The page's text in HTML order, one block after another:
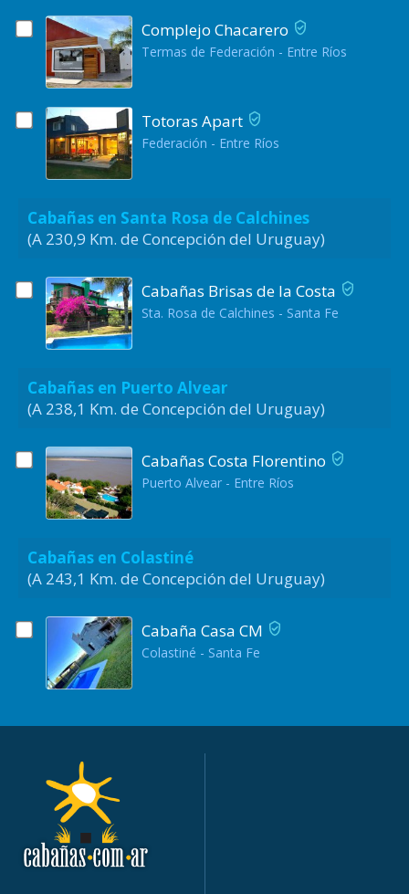
Complejo Chacarero
Termas de Federación - Entre Ríos
Totoras Apart
Federación - Entre Ríos
Cabañas en Santa Rosa de Calchines
(A 230,9 Km. de Concepción del Uruguay)
Cabañas Brisas de la Costa
Sta. Rosa de Calchines - Santa Fe
Cabañas en Puerto Alvear
(A 238,1 Km. de Concepción del Uruguay)
Cabañas Costa Florentino
Puerto Alvear - Entre Ríos
Cabañas en Colastiné
(A 243,1 Km. de Concepción del Uruguay)
Cabaña Casa CM
Colastiné - Santa Fe